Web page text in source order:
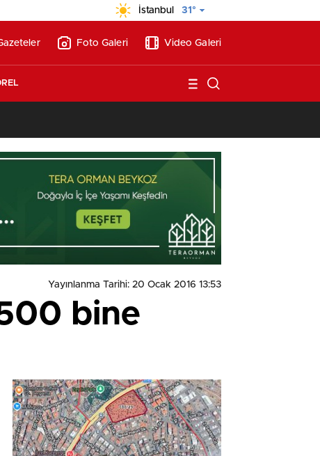
İstanbul 31°
Foto Galeri Video Galeri
Yayınlanma Tarihi: 20 Ocak 2016 13:53
bine